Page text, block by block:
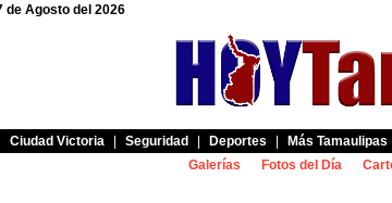
de Agosto del 2026
Ciudad Victoria Seguridad Deportes Más Tamaulipas
Galerías
Fotos del Día